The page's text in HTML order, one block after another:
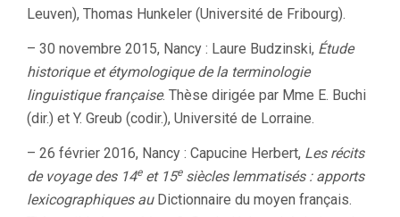
Leuven), Thomas Hunkeler (Université de Fribourg).
– 30 novembre 2015, Nancy : Laure Budzinski, Étude
historique et étymologique de la terminologie
linguistique française. Thèse dirigée par Mme E. Buchi
(dir.) et Y. Greub (codir.), Université de Lorraine.
– 26 février 2016, Nancy : Capucine Herbert, Les récits
de voyage des 14eet 15esiècles lemmatisés : apports
lexicographiques au Dictionnaire du moyen français.